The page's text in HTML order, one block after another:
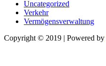
Uncategorized
Verkehr
Vermögensverwaltung
Copyright © 2019 | Powered by